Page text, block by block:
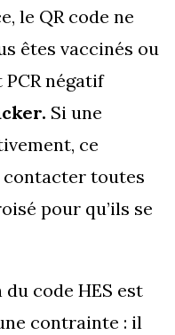
le QR code ne
êtes vaccinés ou
négatif
Si une
ce
toutes
pour qu’ils se
code HES est
contrainte : il